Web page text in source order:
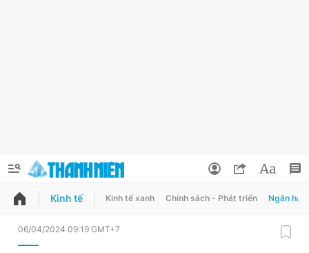
QUẢNG CÁO
Kinh tế Kinh tế xanh Chính sách - Phát triển Ngân
06/04/2024 09:19 GMT+7